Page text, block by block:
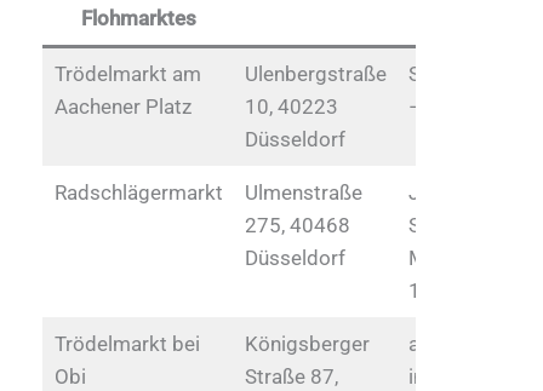
Flohmarktes
Trödelmarkt am
Aachener Platz
Ulenbergstraße
10, 40223
Düsseldorf
Samstag, 8:00
– 16:00 Uhr
Radschlägermarkt
Ulmenstraße
275, 40468
Düsseldorf
Jeden dritten
Sonntag im
Monat, 11:00
17:00 Uhr
Trödelmarkt bei
Obi
Königsberger
Straße 87,
am 4. Sonntag
im Monat 11